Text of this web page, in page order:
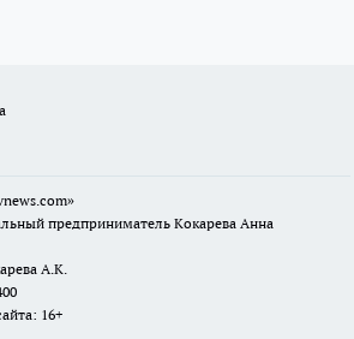
предприниматель Кокарева Анна
А.К.
16+